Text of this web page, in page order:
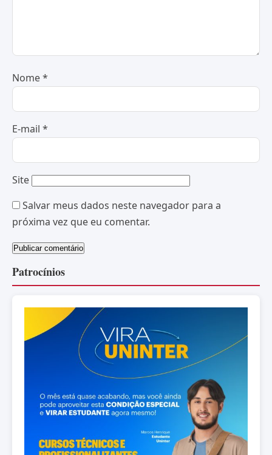
Nome*
E-mail *
Site
Salvar meus dados neste navegador para a
próxima vez que eu comentar.
Patrocínios